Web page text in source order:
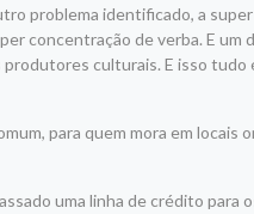
problema identificado, a
concentração de verba. E
culturais. E isso tudo
para quem mora em locais
uma linha de crédito para